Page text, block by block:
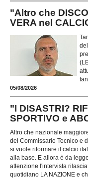
"Altro che
VERA nel
tan
05/08/2026
"I DISASTRI?
SPORTIVO e
Altro che nazionale
del Commissario Tecnico e
si vuole riformare il calcio
alla base. E allora è da
attenzione l'intervista
quotidiano LA NAZIONE e